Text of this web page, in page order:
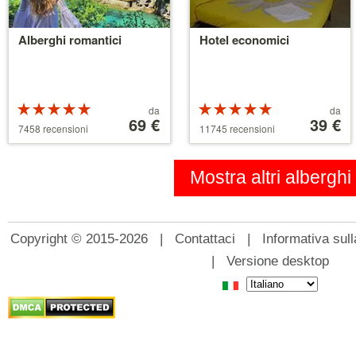
Alberghi romantici
Valutazione:
7458 recensioni partire
da
da
69 €
Hotel economici
Valutazione:
11745 recensioni partire
da
110 €
da
39 €
Mostra altri alberghi
Copyright © 2015-2026 | Contattaci | Informativa
| Versione desktop